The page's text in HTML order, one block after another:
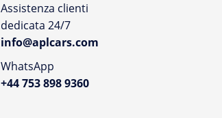
Assistenza clienti
dedicata 24/7
info@aplcars.com
WhatsApp
+44 753 898 9360